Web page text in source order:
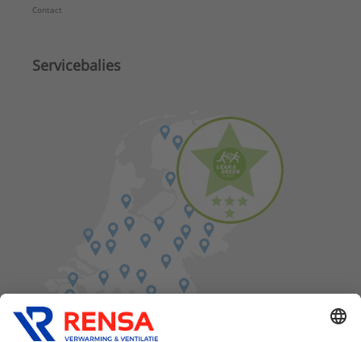
Contact
Servicebalies